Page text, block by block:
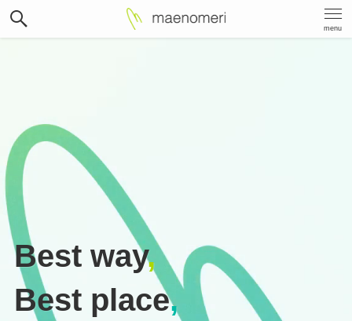
menu
Best way,
Best place,